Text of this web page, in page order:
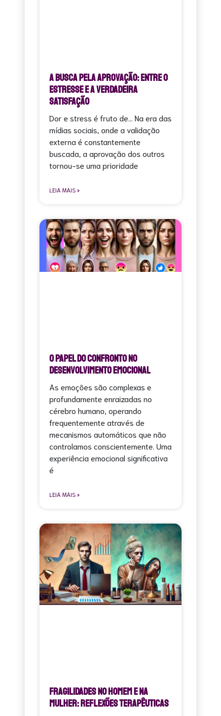
A Busca pela Aprovação: Entre o
Estresse e a Verdadeira
Satisfação
Dor e stress é fruto de… Na era das
mídias sociais, onde a validação
externa é constantemente
buscada, a aprovação dos outros
tornou-se uma prioridade
LEIA MAIS »
O Papel do Confronto no
Desenvolvimento Emocional
As emoções são complexas e
profundamente enraizadas no
cérebro humano, operando
frequentemente através de
mecanismos automáticos que não
controlamos conscientemente. Uma
experiência emocional significativa
é
LEIA MAIS »
Fragilidades no Homem e na
Mulher: Reflexões Terapêuticas